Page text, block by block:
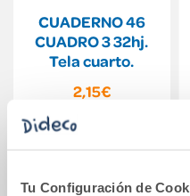
Tu Configuración de
CUADERNO 46
CUADRO 3 32hj.
Tela cuarto.
2,15€
Comprar